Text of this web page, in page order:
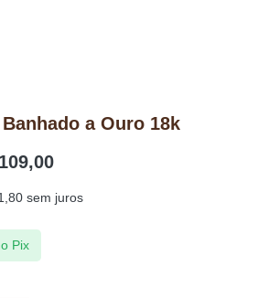
a Ouro 18k
109,00
sem juros
Pix